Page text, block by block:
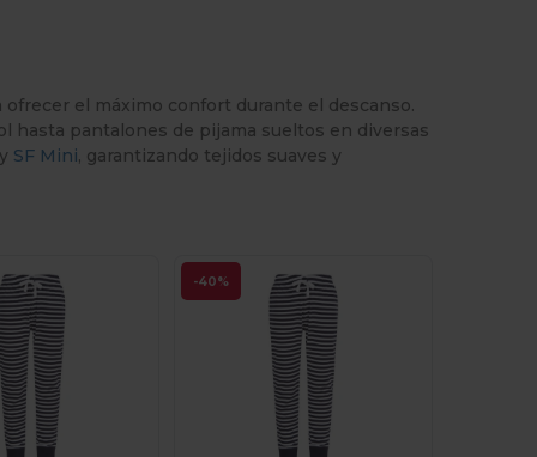
ofrecer el máximo confort durante el descanso.
hasta pantalones de pijama sueltos en diversas
y SF Mini, garantizando tejidos suaves y
-40%